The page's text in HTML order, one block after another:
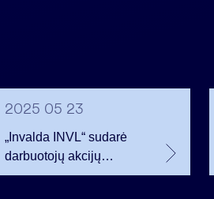
2025 05 23
„Invalda INVL“ sudarė
darbuotojų akcijų
opcionų sutartis